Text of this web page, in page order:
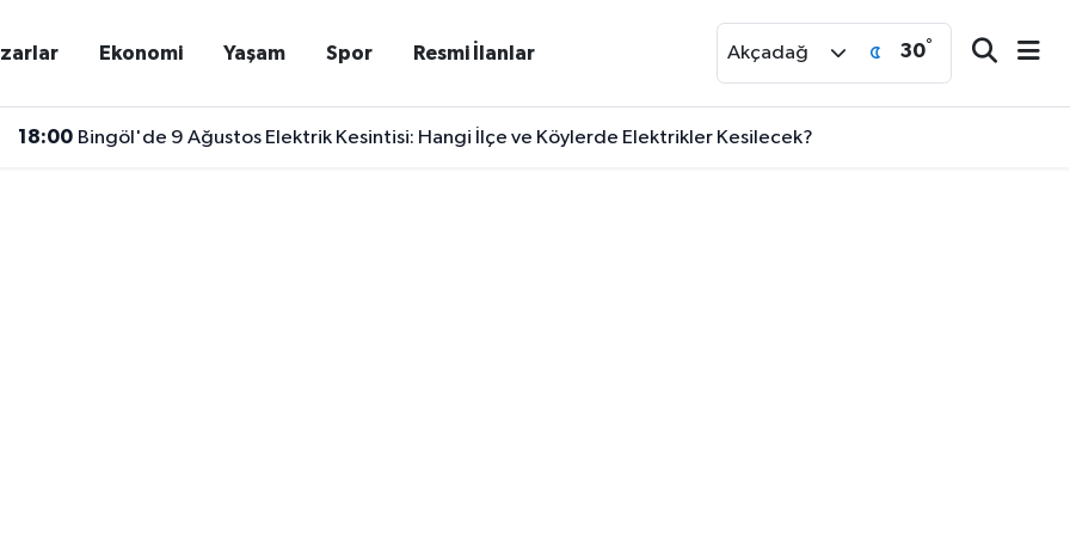
Ekonomi Yaşam Spor Resmi İlanlar Akçadağ 30°
18:00 Bingöl'de 9 Ağustos Elektrik Kesintisi: Hangi İlçe ve Köylerde Elektrikler Kesilecek?